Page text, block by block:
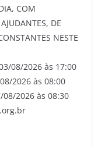
COM
DE
NESTE
08/2026 às 17:00
08/2026 às 08:00
08/2026 às 08:30